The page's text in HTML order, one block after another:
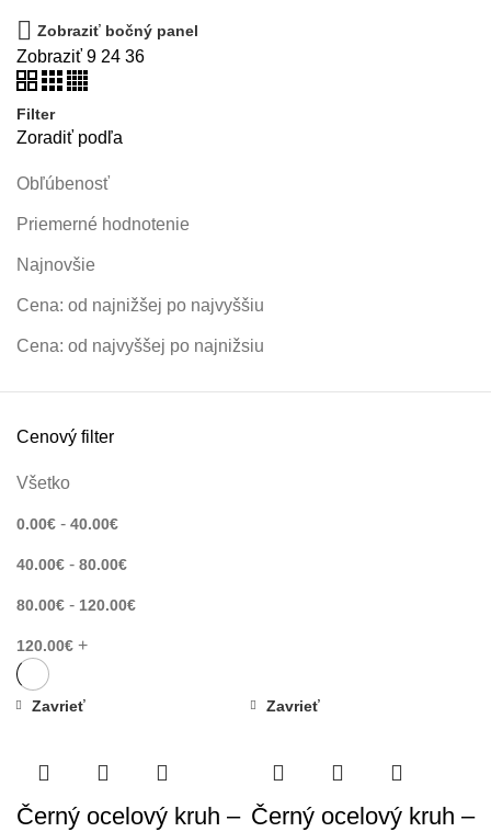
Zobraziť bočný panel
Zobraziť 9 24 36
Filter
Zoradiť podľa
Obľúbenosť
Priemerné hodnotenie
Najnovšie
Cena: od najnižšej po najvyššiu
Cena: od najvyššej po najnižsiu
Cenový filter
Všetko
0.00€ - 40.00€
40.00€ - 80.00€
80.00€ - 120.00€
120.00€ +
Zavrieť
Černý ocelový kruh –
Zavrieť
Černý ocelový kruh –